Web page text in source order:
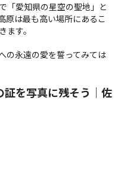
「愛知県の星空の聖地」と
原は最も高い場所にあるこ
す。
の永遠の愛を誓ってみては
証を写真に残そう｜佐